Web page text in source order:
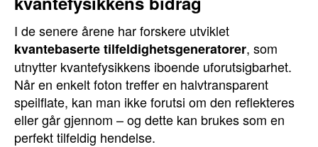
I de senere årene har forskere utviklet
kvantebaserte tilfeldighetsgeneratorer, som
utnytter kvantefysikkens iboende uforutsigbarhet.
Når en enkelt foton treffer en halvtransparent
speilflate, kan man ikke forutsi om den reflekteres
eller går gjennom – og dette kan brukes som en
perfekt tilfeldig hendelse.